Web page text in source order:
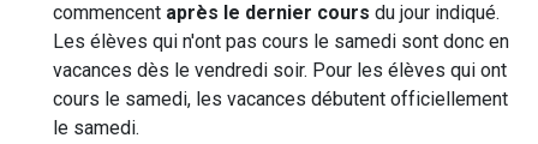
commencent après le dernier cours du jour indiqué.
Les élèves qui n'ont pas cours le samedi sont donc en
vacances dès le vendredi soir. Pour les élèves qui ont
cours le samedi, les vacances débutent officiellement
le samedi.